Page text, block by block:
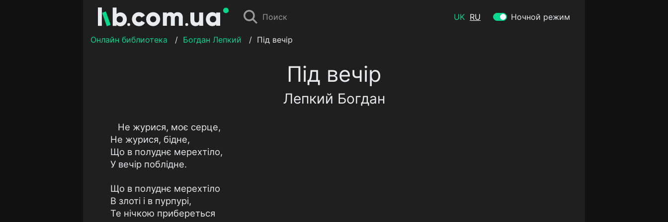
Поиск UK RU Ночной режим
Онлайн библиотека / Богдан Лепкий / Під вечір
Під вечір
Лепкий Богдан
Не журися, моє серце,
Не журися, бідне,
Що в полуднє мерехтіло,
У вечір поблідне.
Що в полуднє мерехтіло
В злоті і в пурпурі,
Те нічкою прибереться